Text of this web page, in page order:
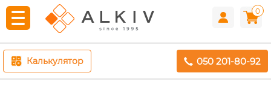
0
Калькулятор 050 201-80-92